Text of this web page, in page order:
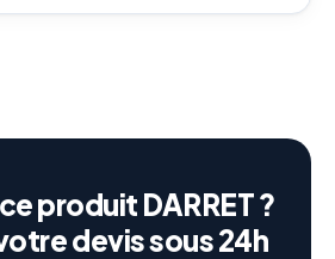
produit DARRET ?
devis sous 24h